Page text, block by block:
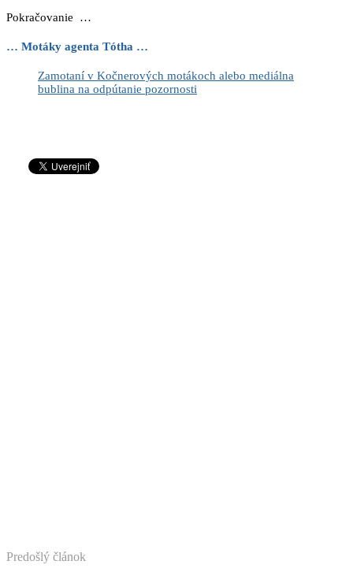
Pokračovanie …
… Motáky agenta Tótha …
Zamotaní v Kočnerových motákoch alebo mediálna
bublina na odpútanie pozornosti
Predošlý článok